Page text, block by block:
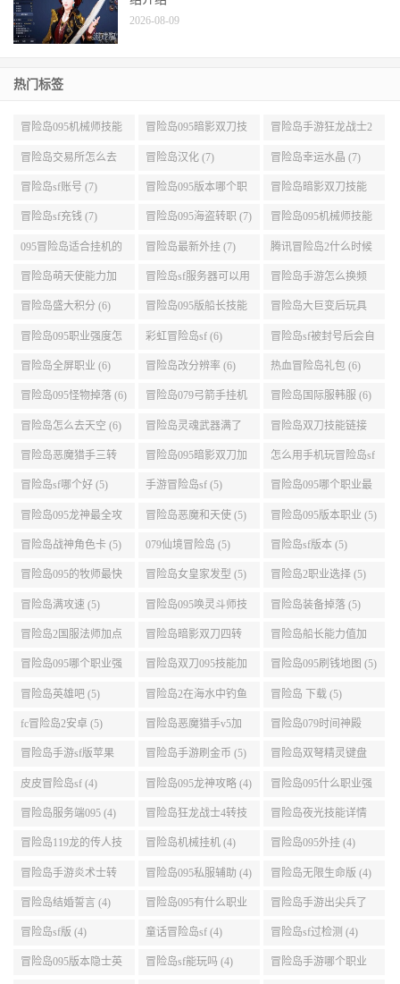
展示 (9) 能加点 (9) 转 (9)
冒险岛交易所怎么去
(8)
冒险岛汉化 (7) 冒险岛幸运水晶 (7)
冒险岛sf账号 (7) 冒险岛095版本哪个职
业段数高些 (7)
冒险岛暗影双刀技能
加点095版本 (7)
冒险岛sf充钱 (7) 冒险岛095海盗转职 (7) 冒险岛095机械师技能
演示 (7)
095冒险岛适合挂机的
地图 (7)
冒险岛最新外挂 (7) 腾讯冒险岛2什么时候
公测 (7)
冒险岛萌天使能力加
点 (6)
冒险岛sf服务器可以用
自己电脑 (6)
冒险岛手游怎么换频
道 (6)
冒险岛盛大积分 (6) 冒险岛095版船长技能
介绍 (6)
冒险岛大巨变后玩具
城组队任务 (6)
冒险岛095职业强度怎
么选 (6)
彩虹冒险岛sf (6) 冒险岛sf被封号后会自
动关闭电脑 (6)
冒险岛全屏职业 (6) 冒险岛改分辨率 (6) 热血冒险岛礼包 (6)
冒险岛095怪物掉落 (6) 冒险岛079弓箭手挂机
升级的地方 (6)
冒险岛国际服韩服 (6)
冒险岛怎么去天空 (6) 冒险岛灵魂武器满了
(6)
冒险岛双刀技能链接
(5)
冒险岛恶魔猎手三转
技能加点顺序 (5)
冒险岛095暗影双刀加
点 (5)
怎么用手机玩冒险岛sf
(5)
冒险岛sf哪个好 (5) 手游冒险岛sf (5) 冒险岛095哪个职业最
好 (5)
冒险岛095龙神最全攻
略 (5)
冒险岛恶魔和天使 (5) 冒险岛095版本职业 (5)
冒险岛战神角色卡 (5) 079仙境冒险岛 (5) 冒险岛sf版本 (5)
冒险岛095的牧师最快
升级路线 (5)
冒险岛女皇家发型 (5) 冒险岛2职业选择 (5)
冒险岛满攻速 (5) 冒险岛095唤灵斗师技
能介绍 (5)
冒险岛装备掉落 (5)
冒险岛2国服法师加点
(5)
冒险岛暗影双刀四转
任务 (5)
冒险岛船长能力值加
点 (5)
冒险岛095哪个职业强
势 (5)
冒险岛双刀095技能加
点 (5)
冒险岛095刷钱地图 (5)
冒险岛英雄吧 (5) 冒险岛2在海水中钓鱼
(5)
冒险岛 下载 (5)
fc冒险岛2安卓 (5) 冒险岛恶魔猎手v5加
点 (5)
冒险岛079时间神殿
999任务 (5)
冒险岛手游sf版苹果
(5)
冒险岛手游刷金币 (5) 冒险岛双弩精灵键盘
设置 (5)
皮皮冒险岛sf (4) 冒险岛095龙神攻略 (4) 冒险岛095什么职业强
(4)
冒险岛服务端095 (4) 冒险岛狂龙战士4转技
能加点 (4)
冒险岛夜光技能详情
(4)
冒险岛119龙的传人技
能加点 (4)
冒险岛机械挂机 (4) 冒险岛095外挂 (4)
冒险岛手游炎术士转
职 (4)
冒险岛095私服辅助 (4) 冒险岛无限生命版 (4)
冒险岛结婚誓言 (4) 冒险岛095有什么职业
(4)
冒险岛手游出尖兵了
吗 (4)
冒险岛sf版 (4) 童话冒险岛sf (4) 冒险岛sf过检测 (4)
冒险岛095版本隐士英
雄后期玩哪个好 (4)
冒险岛sf能玩吗 (4) 冒险岛手游哪个职业
厉害 (4)
冒险岛海外sf (4) 冒险岛095职业选择 (4) 冒险岛宠物不捡取队